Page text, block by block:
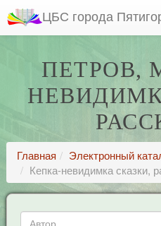
ЦБС города
ПЕТРОВ,
Главная
Электронный
Кепка-невидимка сказки,